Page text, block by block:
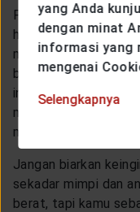
Pilihkan aset
hasil memuaskan,
menginvestasikan
bentuk investasi
investasi emas bisa
menyimpan dan
membeli rumah
Jangan biarkan
sekadar mimpi dan
berat, tapi kamu
yang Anda
dengan minat
informasi yang
mengenai
Selengkapnya